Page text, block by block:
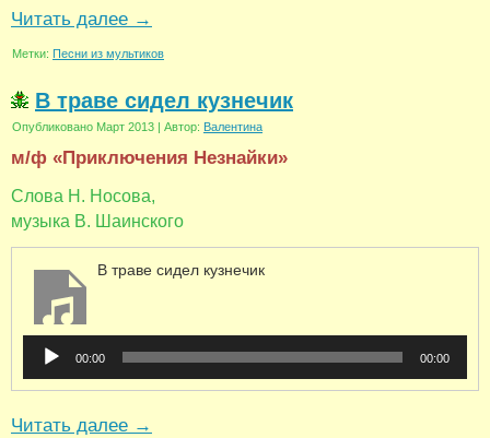
Читать далее →
Метки: Песни из мультиков
В траве сидел кузнечик
Опубликовано Март 2013 | Автор: Валентина
м/ф «Приключения Незнайки»
Слова Н. Носова,
музыка В. Шаинского
В траве сидел кузнечик
Аудиоплеер
00:00 00:00
Читать далее →